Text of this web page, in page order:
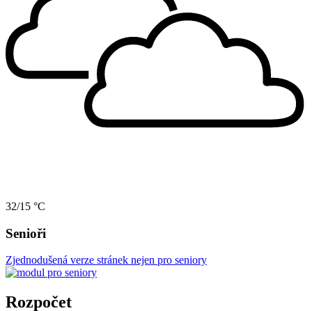
32/15 °C
Senioři
Zjednodušená verze stránek nejen pro seniory
Rozpočet